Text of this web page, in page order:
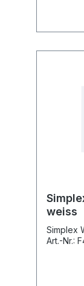
weiss
Simplex
Art.-Nr.: